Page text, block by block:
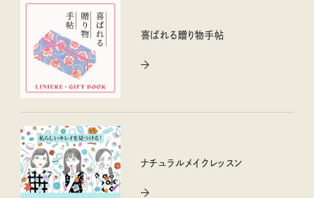
喜ばれる贈り物手帖
ナチュラルメイクレッスン